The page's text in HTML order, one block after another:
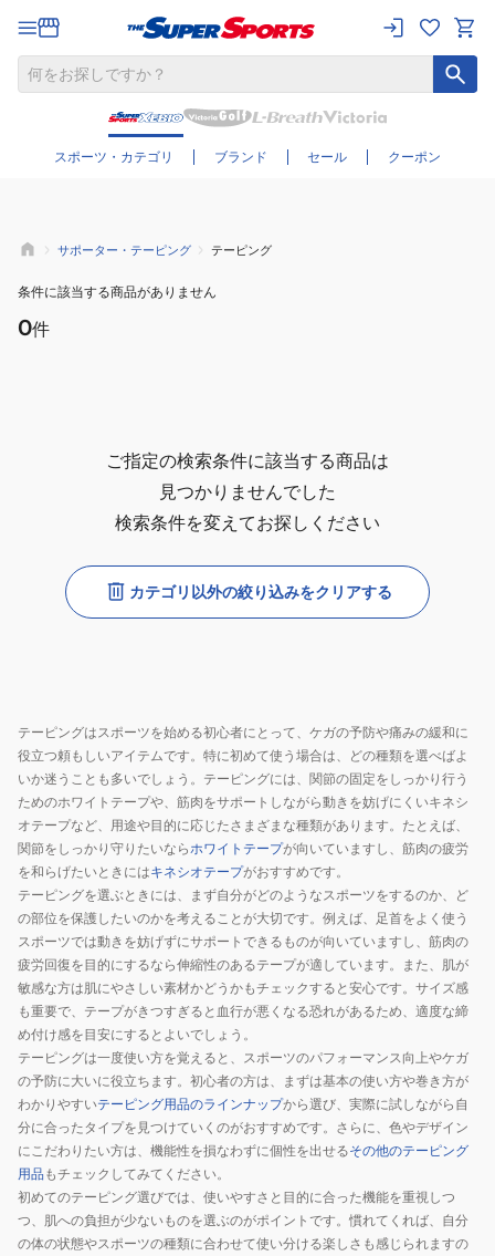
スポーツ・カテゴリ ブランド セール クーポン
さらに絞り込む
サポーター・テーピング テーピング
条件に該当する商品がありません
0件
ご指定の検索条件に該当する商品は
見つかりませんでした
検索条件を変えてお探しください
カテゴリ以外の絞り込みをクリアする
テーピングはスポーツを始める初心者にとって、ケガの予防や痛みの緩和に
役立つ頼もしいアイテムです。特に初めて使う場合は、どの種類を選べばよ
いか迷うことも多いでしょう。テーピングには、関節の固定をしっかり行う
ためのホワイトテープや、筋肉をサポートしながら動きを妨げにくいキネシ
オテープなど、用途や目的に応じたさまざまな種類があります。たとえば、
関節をしっかり守りたいならホワイトテープが向いていますし、筋肉の疲労
を和らげたいときにはキネシオテープがおすすめです。
テーピングを選ぶときには、まず自分がどのようなスポーツをするのか、ど
の部位を保護したいのかを考えることが大切です。例えば、足首をよく使う
スポーツでは動きを妨げずにサポートできるものが向いていますし、筋肉の
疲労回復を目的にするなら伸縮性のあるテープが適しています。また、肌が
敏感な方は肌にやさしい素材かどうかもチェックすると安心です。サイズ感
も重要で、テープがきつすぎると血行が悪くなる恐れがあるため、適度な締
め付け感を目安にするとよいでしょう。
テーピングは一度使い方を覚えると、スポーツのパフォーマンス向上やケガ
の予防に大いに役立ちます。初心者の方は、まずは基本の使い方や巻き方が
わかりやすいテーピング用品のラインナップから選び、実際に試しながら自
分に合ったタイプを見つけていくのがおすすめです。さらに、色やデザイン
にこだわりたい方は、機能性を損なわずに個性を出せるその他のテーピング
用品もチェックしてみてください。
初めてのテーピング選びでは、使いやすさと目的に合った機能を重視しつ
つ、肌への負担が少ないものを選ぶのがポイントです。慣れてくれば、自分
の体の状態やスポーツの種類に合わせて使い分ける楽しさも感じられますの